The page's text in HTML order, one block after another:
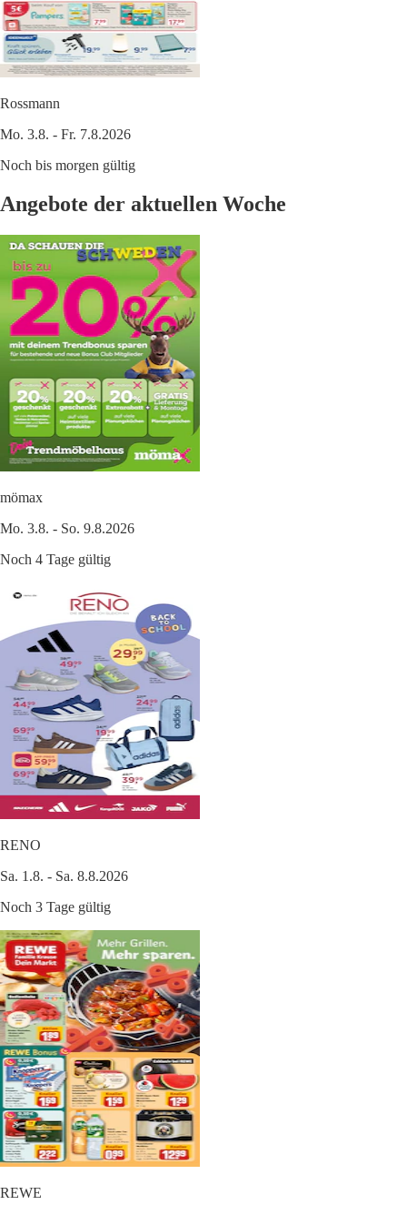
Rossmann
Mo. 3.8. - Fr. 7.8.2026
Noch bis morgen gültig
Angebote der aktuellen Woche
mömax
Mo. 3.8. - So. 9.8.2026
Noch 4 Tage gültig
RENO
Sa. 1.8. - Sa. 8.8.2026
Noch 3 Tage gültig
REWE